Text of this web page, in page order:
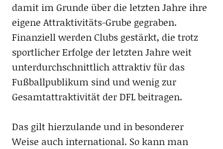
damit im Grunde über die letzten Jahre ihre
eigene Attraktivitäts-Grube gegraben.
Finanziell werden Clubs gestärkt, die trotz
sportlicher Erfolge der letzten Jahre weit
unterdurchschnittlich attraktiv für das
Fußballpublikum sind und wenig zur
Gesamtattraktivität der DFL beitragen.
Das gilt hierzulande und in besonderer
Weise auch international. So kann man